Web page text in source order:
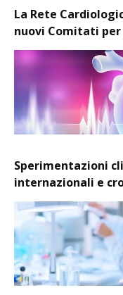
La Rete
nuovi Comitati
Sperimentazioni
internazionali e